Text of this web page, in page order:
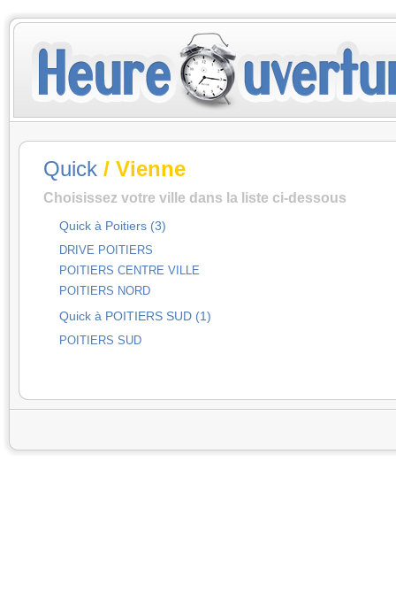
Quick / Vienne
Choisissez votre ville dans la liste ci-dessous
Quick à Poitiers (3)
DRIVE POITIERS
POITIERS CENTRE VILLE
POITIERS NORD
Quick à POITIERS SUD (1)
POITIERS SUD